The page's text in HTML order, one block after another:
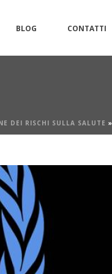
BLOG CONTATTI
DEI RISCHI SULLA SALUTE »